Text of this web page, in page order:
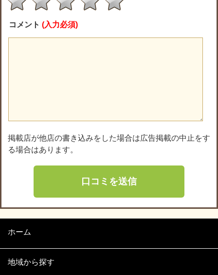
コメント (入力必須)
掲載店が他店の書き込みをした場合は広告掲載の中止をす
る場合はあります。
ホーム
地域から探す